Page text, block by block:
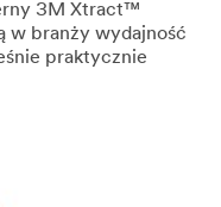
3M Xtract™
w branży wydajność
praktycznie